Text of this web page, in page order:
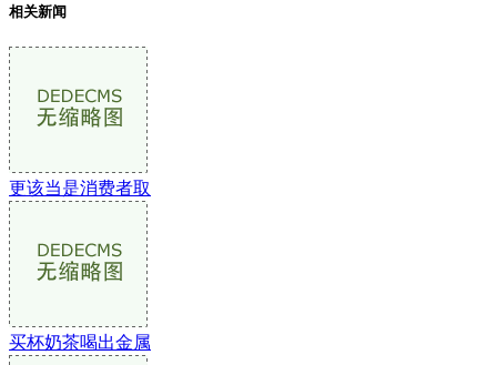
相关新闻
更该当是消费者取
买杯奶茶喝出金属